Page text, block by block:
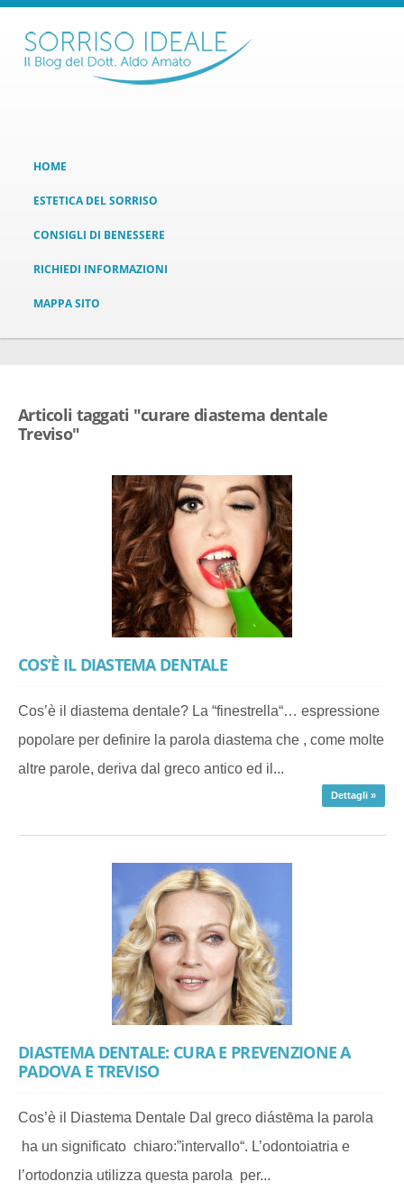
HOME
ESTETICA DEL SORRISO
CONSIGLI DI BENESSERE
RICHIEDI INFORMAZIONI
MAPPA SITO
Articoli taggati "curare diastema dentale
Treviso"
COS’È IL DIASTEMA DENTALE
Cos’è il diastema dentale? La “finestrella“… espressione
popolare per definire la parola diastema che , come molte
altre parole, deriva dal greco antico ed il...
Dettagli »
DIASTEMA DENTALE: CURA E PREVENZIONE A
PADOVA E TREVISO
Cos’è il Diastema Dentale Dal greco diástēma la parola
ha un significato chiaro:”intervallo“. L’odontoiatria e
l’ortodonzia utilizza questa parola per...